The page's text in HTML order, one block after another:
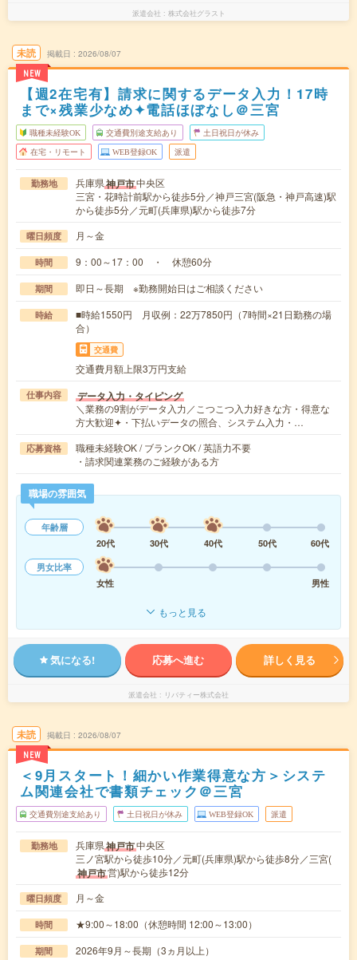
派遣会社 株式会社グラスト
未読
NEW
掲載日 2026/08/07
【週2在宅有】請求に関するデータ入力！17時
まで×残業少なめ✦電話ほぼなし＠三宮
職種未経験OK 交通費別途支給あり 土日祝日が休み
在宅・リモート WEB登録OK 派遣
勤務地 兵庫県神戸市中央区
三宮・花時計前駅から徒歩5分／神戸三宮(阪急・神戸高速)駅
から徒歩5分／元町(兵庫県)駅から徒歩7分
曜日頻度 月～金
時間 9：00～17：00 ・ 休憩60分
期間 即日～長期 ※勤務開始日はご相談ください
時給
■時給1550円 月収例：22万7850円（7時間×21日勤務の場
合）
交通費
交通費月額上限3万円支給
仕事内容 データ入力・タイピング
＼業務の9割がデータ入力／こつこつ入力好きな方・得意な
方大歓迎✦・下払いデータの照合、システム入力・…
応募資格
職種未経験OK / ブランクOK / 英語力不要
・請求関連業務のご経験がある方
職場の雰囲気
年齢層
20代
30代 40代 50代
60代
男女比率
女性
男性
もっと見る
気になる! 応募へ進む 詳しく見る
派遣会社 リバティー株式会社
未読
NEW
掲載日 2026/08/07
＜9月スタート！細かい作業得意な方＞システ
ム関連会社で書類チェック＠三宮
交通費別途支給あり 土日祝日が休み WEB登録OK 派遣
勤務地 兵庫県神戸市中央区
三ノ宮駅から徒歩10分／元町(兵庫県)駅から徒歩8分／三宮(
神戸市営)駅から徒歩12分
曜日頻度 月～金
時間 ★9:00～18:00（休憩時間 12:00～13:00）
期間 2026年9月～長期（3ヵ月以上）